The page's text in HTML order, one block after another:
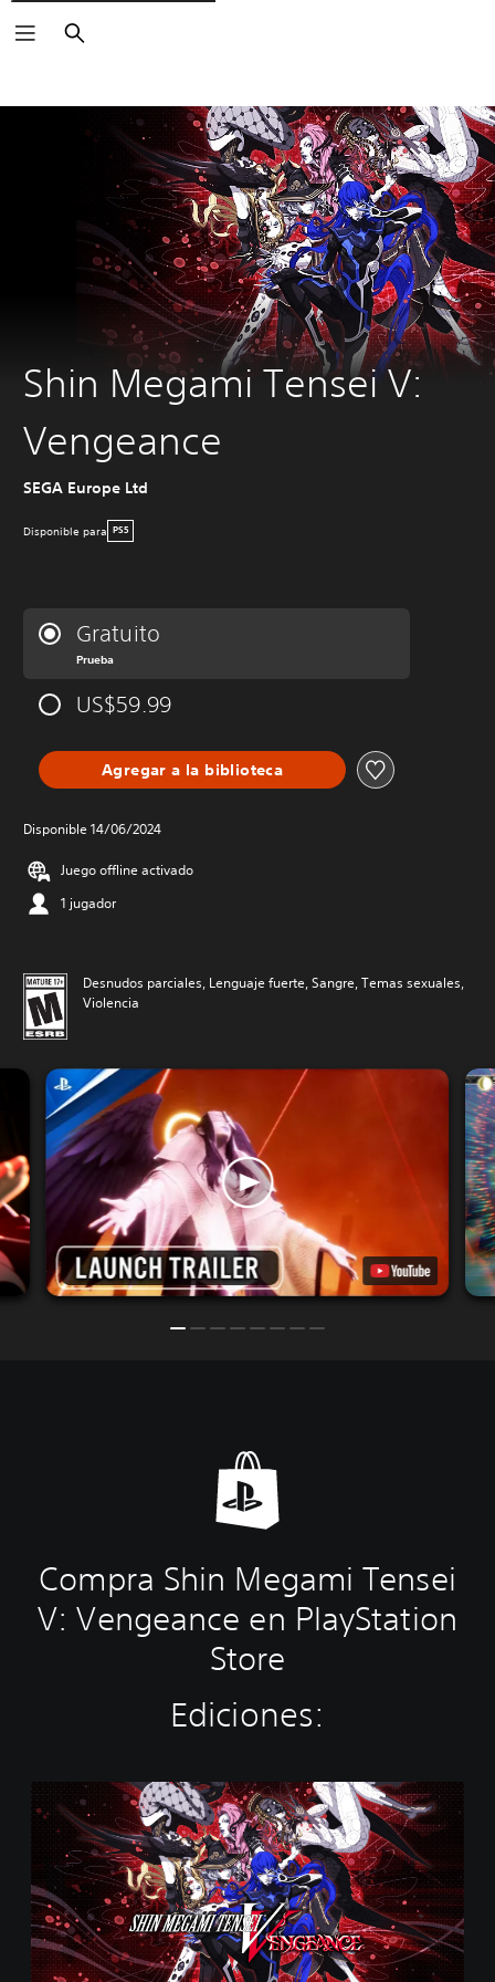
Buscar
Shin Megami Tensei V:
Vengeance
SEGA Europe Ltd
Disponible para PS5
Gratuito
Prueba
US$59.99
Agregar a la biblioteca
Disponible 14/06/2024
Juego offline activado
1 jugador
Desnudos parciales, Lenguaje fuerte, Sangre, Temas sexuales,
Violencia
Compra Shin Megami Tensei
V: Vengeance en PlayStation
Store
Ediciones:
h
e
g
a